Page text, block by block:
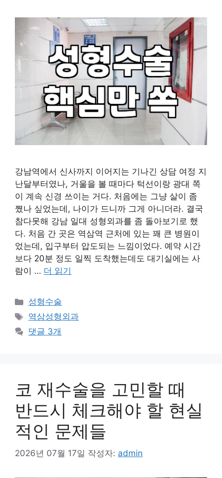
강남역에서 신사까지 이어지는 기나긴 상담 여정 지
난달부터였나, 거울을 볼 때마다 턱선이랑 광대 쪽
이 계속 신경 쓰이는 거다. 처음에는 그냥 살이 좀
쪘나 싶었는데, 나이가 드니까 그게 아니더라. 결국
참다못해 강남 일대 성형외과를 좀 돌아보기로 했
다. 처음 간 곳은 역삼역 근처에 있는 꽤 큰 병원이
었는데, 입구부터 압도되는 느낌이었다. 예약 시간
보다 20분 정도 일찍 도착했는데도 대기실에는 사
람이 … 더 읽기
카
테
리
성형수술
태
그
역삼성형외과
댓글 3개
코 재수술을 고민할 때
반드시 체크해야 할 현실
적인 문제들
2026년 07월 17일 작성자: admin